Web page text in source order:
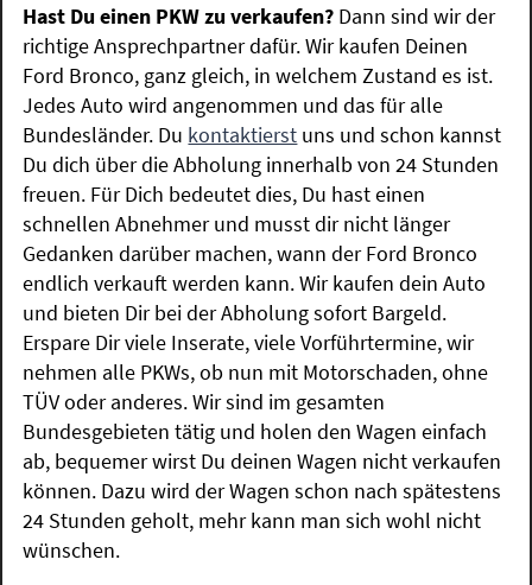
Hast Du einen PKW zu verkaufen? Dann sind wir der
richtige Ansprechpartner dafür. Wir kaufen Deinen
Ford Bronco, ganz gleich, in welchem Zustand es ist.
Jedes Auto wird angenommen und das für alle
Bundesländer. Du kontaktierst uns und schon kannst
Du dich über die Abholung innerhalb von 24 Stunden
freuen. Für Dich bedeutet dies, Du hast einen
schnellen Abnehmer und musst dir nicht länger
Gedanken darüber machen, wann der Ford Bronco
endlich verkauft werden kann. Wir kaufen dein Auto
und bieten Dir bei der Abholung sofort Bargeld.
Erspare Dir viele Inserate, viele Vorführtermine, wir
nehmen alle PKWs, ob nun mit Motorschaden, ohne
TÜV oder anderes. Wir sind im gesamten
Bundesgebieten tätig und holen den Wagen einfach
ab, bequemer wirst Du deinen Wagen nicht verkaufen
können. Dazu wird der Wagen schon nach spätestens
24 Stunden geholt, mehr kann man sich wohl nicht
wünschen.